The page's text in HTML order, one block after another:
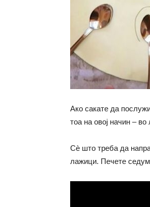
Ако сакате да
тоа на овој начин –
Сѐ што треба да
лажици. Печете